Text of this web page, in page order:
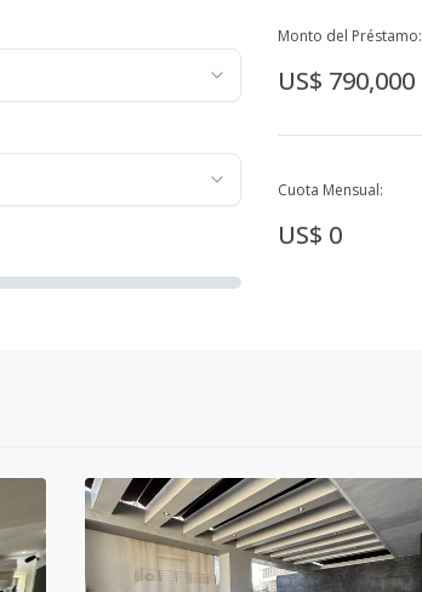
Monto del Préstamo:
US$ 790,000
Cuota Mensual:
US$ 0